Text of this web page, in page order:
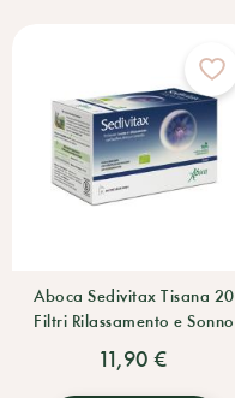
Aboca Sedivitax Tisana 20
Filtri Rilassamento e Sonno
11,90 €